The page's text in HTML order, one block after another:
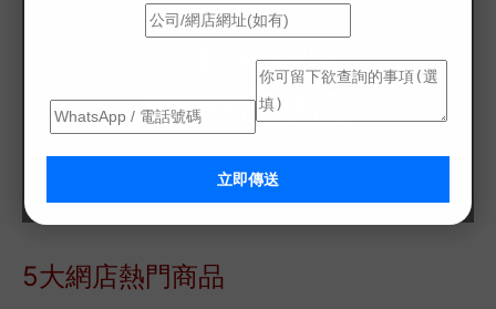
立即傳送
5大網店熱門商品